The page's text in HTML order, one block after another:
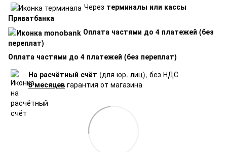
Через терминалы или кассы
Приватбанка
Оплата частями до 4 платежей (без
переплат)
Оплата частями до 4 платежей (без переплат)
На расчётный счёт (для юр. лиц), без НДС
6 месяцев гарантия от магазина